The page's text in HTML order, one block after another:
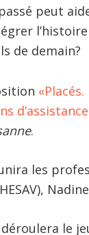
peut
de demain?
.
les
le